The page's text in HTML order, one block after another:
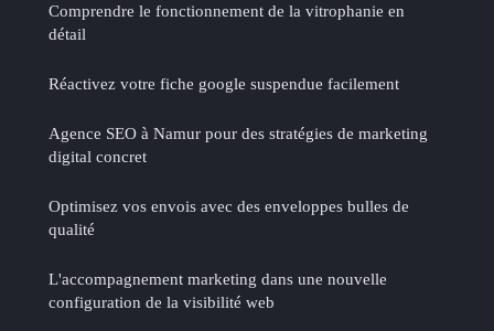
Comprendre le fonctionnement de la vitrophanie en
détail
Réactivez votre fiche google suspendue facilement
Agence SEO à Namur pour des stratégies de marketing
digital concret
Optimisez vos envois avec des enveloppes bulles de
qualité
L'accompagnement marketing dans une nouvelle
configuration de la visibilité web